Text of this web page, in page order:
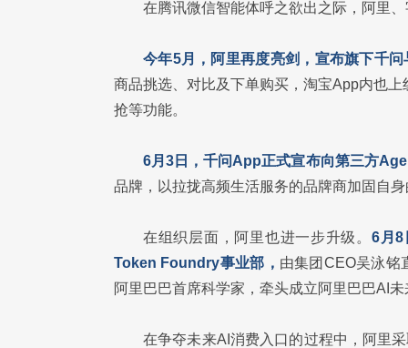
在腾讯微信智能体呼之欲出之际，阿里
今年5月，阿里再度亮剑，宣布旗下千
商品挑选、对比及下单购买，淘宝App内也
抢等功能。
6月3日，千问App正式宣布向第三方
品牌，以拉拢高频生活服务的品牌商加固自
在组织层面，阿里也进一步升级。 6月8
Token Foundry事业部， 由集团CEO吴泳铭
阿里巴巴首席科学家，牵头成立阿里巴巴AI
在争夺未来AI消费入口的过程中，阿里